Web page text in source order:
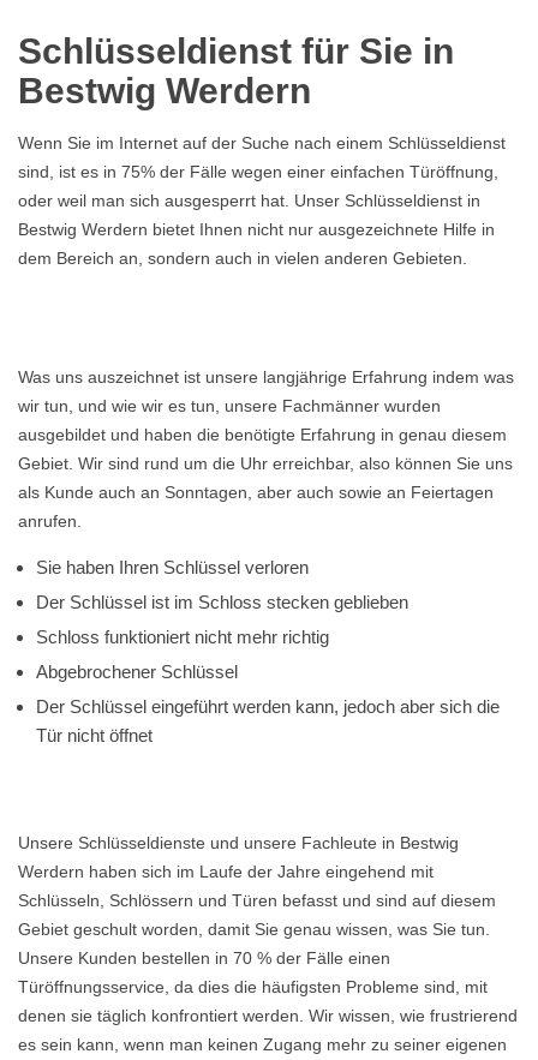
Schlüsseldienst für Sie in
Bestwig Werdern
Wenn Sie im Internet auf der Suche nach einem Schlüsseldienst
sind, ist es in 75% der Fälle wegen einer einfachen Türöffnung,
oder weil man sich ausgesperrt hat. Unser Schlüsseldienst in
Bestwig Werdern bietet Ihnen nicht nur ausgezeichnete Hilfe in
dem Bereich an, sondern auch in vielen anderen Gebieten.
Was uns auszeichnet ist unsere langjährige Erfahrung indem was
wir tun, und wie wir es tun, unsere Fachmänner wurden
ausgebildet und haben die benötigte Erfahrung in genau diesem
Gebiet. Wir sind rund um die Uhr erreichbar, also können Sie uns
als Kunde auch an Sonntagen, aber auch sowie an Feiertagen
anrufen.
Sie haben Ihren Schlüssel verloren
Der Schlüssel ist im Schloss stecken geblieben
Schloss funktioniert nicht mehr richtig
Abgebrochener Schlüssel
Der Schlüssel eingeführt werden kann, jedoch aber sich die
Tür nicht öffnet
Unsere Schlüsseldienste und unsere Fachleute in Bestwig
Werdern haben sich im Laufe der Jahre eingehend mit
Schlüsseln, Schlössern und Türen befasst und sind auf diesem
Gebiet geschult worden, damit Sie genau wissen, was Sie tun.
Unsere Kunden bestellen in 70 % der Fälle einen
Türöffnungsservice, da dies die häufigsten Probleme sind, mit
denen sie täglich konfrontiert werden. Wir wissen, wie frustrierend
es sein kann, wenn man keinen Zugang mehr zu seiner eigenen